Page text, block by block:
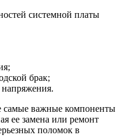
системной платы
брак;
самые важные компоненты
ее замена или ремонт
поломок в